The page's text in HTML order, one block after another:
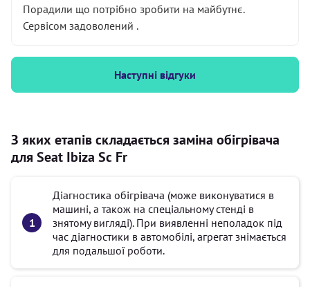
Порадили що потрібно зробити на майбутнє.
Сервісом задоволений .
Наступні відгуки
З яких етапів складається заміна обігрівача
для Seat Ibiza Sc Fr
Діагностика обігрівача (може виконуватися в
машині, а також на спеціальному стенді в
знятому вигляді). При виявленні неполадок під
час діагностики в автомобілі, агрегат знімається
для подальшої роботи.